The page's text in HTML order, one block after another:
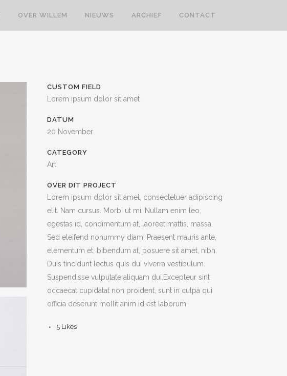
OVER WILLEM NIEUWS ARCHIEF CONTACT
CUSTOM FIELD
Lorem ipsum dolor sit amet
DATUM
20 November
CATEGORY
Art
OVER DIT PROJECT
Lorem ipsum dolor sit amet, consectetuer adipiscing
elit. Nam cursus. Morbi ut mi. Nullam enim leo,
egestas id, condimentum at, laoreet mattis, massa.
Sed eleifend nonummy diam. Praesent mauris ante,
elementum et, bibendum at, posuere sit amet, nibh.
Duis tincidunt lectus quis dui viverra vestibulum.
Suspendisse vulputate aliquam dui.Excepteur sint
occaecat cupidatat non proident, sunt in culpa qui
officia deserunt mollit anim id est laborum
5 Likes